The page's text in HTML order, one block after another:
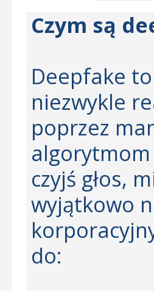
Czym są
Deepfake
niezwykle
poprzez
czyjś głos,
wyjątkowo
do: